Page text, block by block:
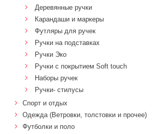
Деревянные ручки
Карандаши и маркеры
Футляры для ручек
Ручки на подставках
Ручки Эко
Ручки с покрытием Soft touch
Наборы ручек
Ручки- стилусы
Спорт и отдых
Одежда (Ветровки, толстовки и прочее)
Футболки и поло